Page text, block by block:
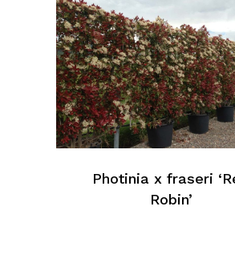
Photinia x fraseri
Robin’